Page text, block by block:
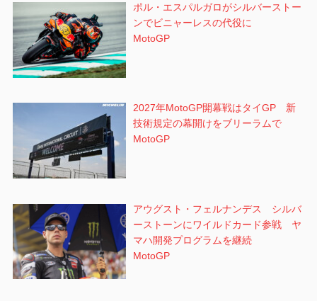
ポル・エスパルガロがシルバーストー
ンでビニャーレスの代役に
MotoGP
2027年MotoGP開幕戦はタイGP 新
技術規定の幕開けをブリーラムで
MotoGP
アウグスト・フェルナンデス シルバ
ーストーンにワイルドカード参戦 ヤ
マハ開発プログラムを継続
MotoGP